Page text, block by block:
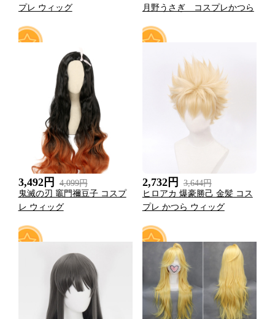
プレ ウィッグ
月野うさぎ コスプレかつら
3,492円
4,099円
鬼滅の刃 竈門禰豆子 コスプ
レ ウィッグ
2,732円
3,644円
ヒロアカ 爆豪勝己 金髪 コス
プレ かつら ウィッグ
0